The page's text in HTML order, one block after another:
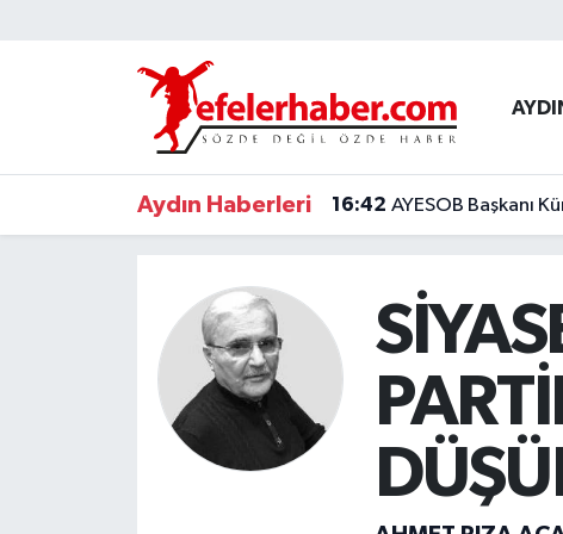
Aydın Haberleri 16:42 AYESOB Başkanı
Nöbetçi Eczaneler
Hava Durumu
Aydin Namaz Vakitleri
Süper Lig Puan Durumu ve Fikstür
Tüm Manşetler
Son Dakika Haberleri